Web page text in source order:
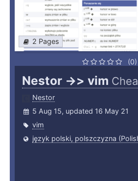
2 Pages
(0)
Nestor ->> vim
Nestor
5 Aug 15, updated 16 May 21
vim
język polski, polszczyzna